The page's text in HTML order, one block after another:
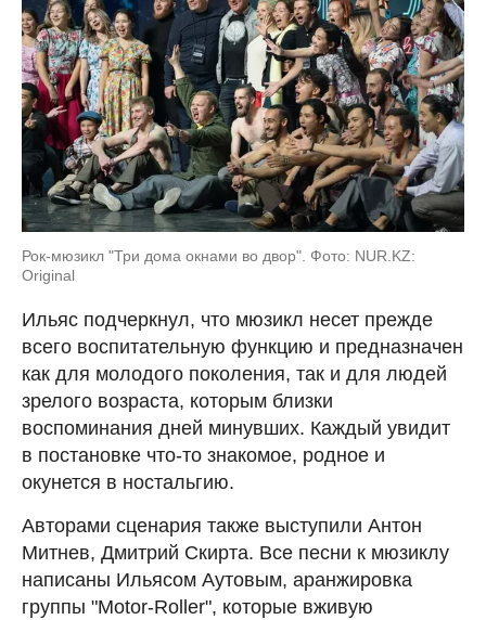
Рок-мюзикл "Три дома окнами во двор". Фото: NUR.KZ:
Original
Ильяс подчеркнул, что мюзикл несет прежде
всего воспитательную функцию и предназначен
как для молодого поколения, так и для людей
зрелого возраста, которым близки
воспоминания дней минувших. Каждый увидит
в постановке что-то знакомое, родное и
окунется в ностальгию.
Авторами сценария также выступили Антон
Митнев, Дмитрий Скирта. Все песни к мюзиклу
написаны Ильясом Аутовым, аранжировка
группы "Motor-Roller", которые вживую